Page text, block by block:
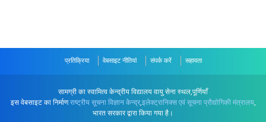
प्रतिक्रिया वेबसाइट नीतियां संपर्क करें सहायता
सामग्री का स्वामित्व केन्द्रीय विद्यालय वायु सेना स्थल,पूर्णियाँ
इस वेबसाइट का निर्माणराष्ट्रीय सूचना विज्ञान केन्द्र,इलेक्ट्रानिक्स एवं सूचना प्रौद्योगिकी मंत्रालय,
भारत सरकार द्वारा किया गया है।